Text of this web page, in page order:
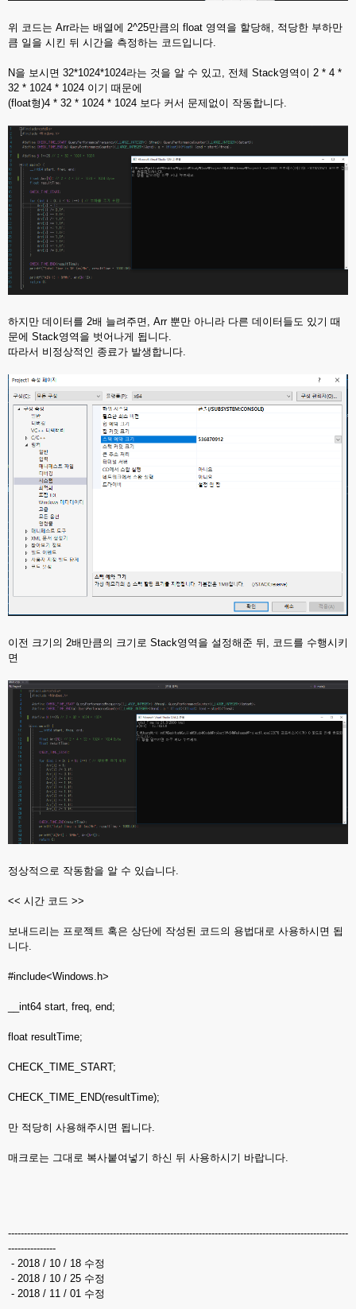
위 코드는 Arr라는 배열에 2^25만큼의 float 영역을 할당해, 적당한 부하만
큼 일을 시킨 뒤 시간을 측정하는 코드입니다.
N을 보시면 32*1024*1024라는 것을 알 수 있고, 전체 Stack영역이 2 * 4 *
32 * 1024 * 1024 이기 때문에
(float형)4 * 32 * 1024 * 1024 보다 커서 문제없이 작동합니다.
하지만 데이터를 2배 늘려주면, Arr 뿐만 아니라 다른 데이터들도 있기 때
문에 Stack영역을 벗어나게 됩니다.
따라서 비정상적인 종료가 발생합니다.
이전 크기의 2배만큼의 크기로 Stack영역을 설정해준 뒤, 코드를 수행시키
면
정상적으로 작동함을 알 수 있습니다.
<< 시간 코드 >>
보내드리는 프로젝트 혹은 상단에 작성된 코드의 용법대로 사용하시면 됩
니다.
#include<Windows.h>
__int64 start, freq, end;
float resultTime;
CHECK_TIME_START;
CHECK_TIME_END(resultTime);
만 적당히 사용해주시면 됩니다.
매크로는 그대로 복사붙여넣기 하신 뒤 사용하시기 바랍니다.
-----------------------------------------------------------------------------------------------------------
---------------
- 2018 / 10 / 18 수정
- 2018 / 10 / 25 수정
- 2018 / 11 / 01 수정